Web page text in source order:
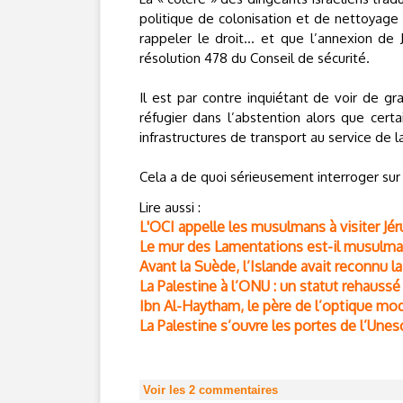
politique de colonisation et de nettoyage
rappeler le droit… et que l’annexion de
résolution 478 du Conseil de sécurité.
Il est par contre inquiétant de voir de
réfugier dans l’abstention alors que
infrastructures de transport au service de
Cela a de quoi sérieusement interroger
Lire aussi :
L'OCI appelle les musulmans à visiter
Le mur des Lamentations est-il
Avant la Suède, l’Islande avait reconnu
La Palestine à l’ONU : un statut
Ibn Al-Haytham, le père de l’optique
La Palestine s’ouvre les portes de
Voir les 2 commentaires